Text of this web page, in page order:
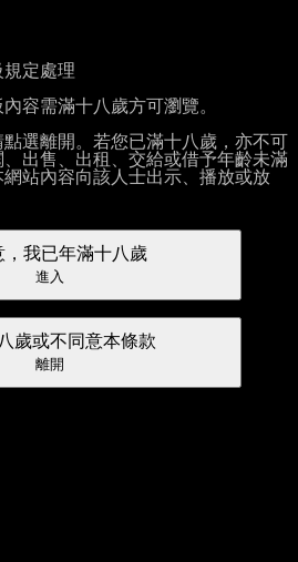
定處理
容需滿十八歲方可瀏覽。
選離開。若您已滿十八歲，亦不可
出售、出租、交給或借予年齡未滿
站內容向該人士出示、播放或放
，我已年滿十八歲
進入
歲或不同意本條款
離開